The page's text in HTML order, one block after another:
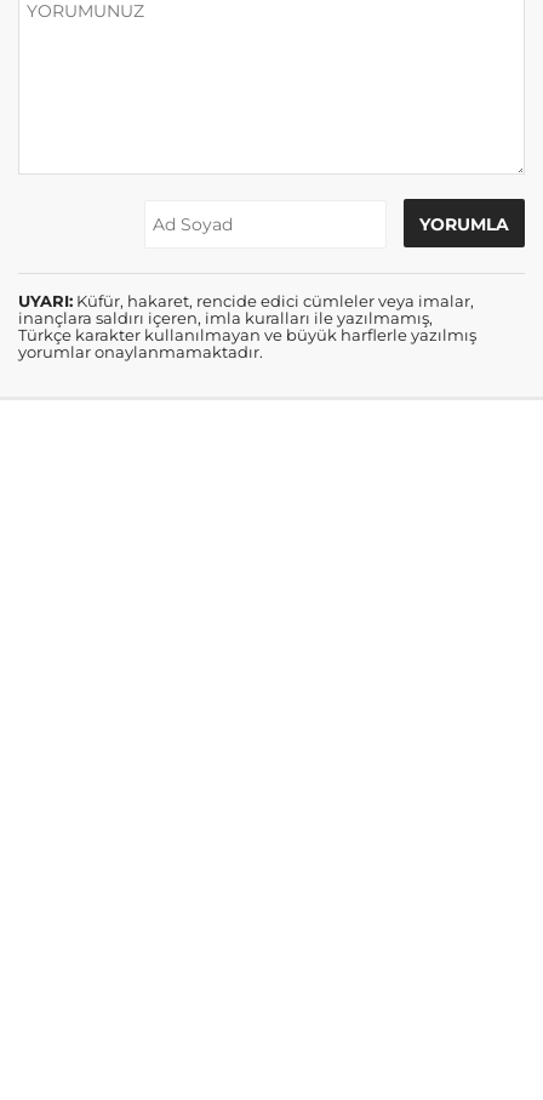
UYARI: Küfür, hakaret, rencide edici cümleler veya imalar,
inançlara saldırı içeren, imla kuralları ile yazılmamış,
Türkçe karakter kullanılmayan ve büyük harflerle yazılmış
yorumlar onaylanmamaktadır.